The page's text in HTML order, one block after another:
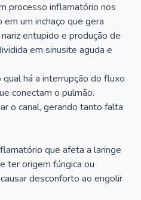
processo inflamatório nos
um inchaço que gera
entupido e produção de
em sinusite aguda e
qual há a interrupção do fluxo
conectam o pulmão.
o canal, gerando tanto falta
que afeta a laringe
ter origem fúngica ou
desconforto ao engolir